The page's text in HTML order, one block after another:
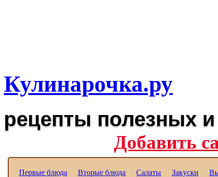
Кулинарочка.ру
рецепты полезных
Добавить
Первые блюда Вторые блюда Салаты Закуски